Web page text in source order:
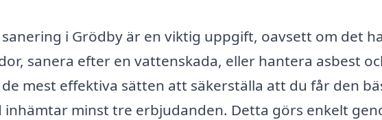
i Grödby är en viktig uppgift, oavsett om det
sanera efter en vattenskada, eller hantera asbest
mest effektiva sätten att säkerställa att du får den
minst tre erbjudanden. Detta görs enkelt